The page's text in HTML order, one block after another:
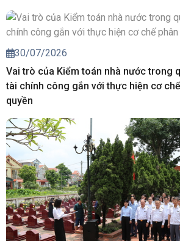
30/07/2026
Vai trò của Kiểm toán nhà nước trong
tài chính công gắn với thực hiện cơ
quyền